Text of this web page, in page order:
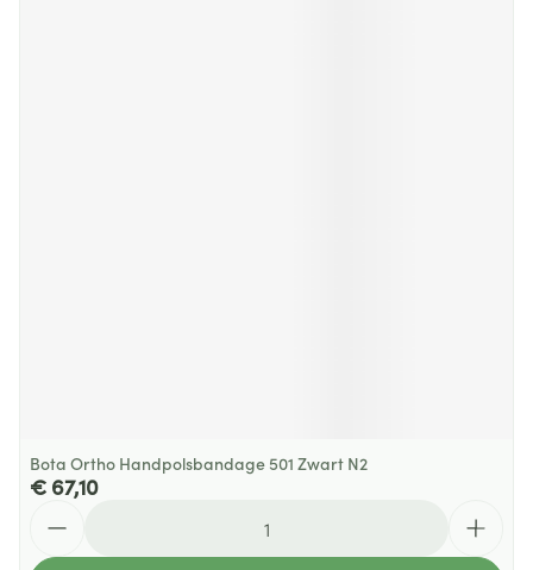
Bota Ortho Handpolsbandage 501 Zwart N2
€ 67,10